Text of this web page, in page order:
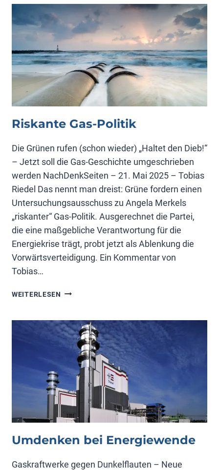
Riskante Gas-Politik
Die Grünen rufen (schon wieder) „Haltet den Dieb!“
– Jetzt soll die Gas-Geschichte umgeschrieben
werden NachDenkSeiten – 21. Mai 2025 – Tobias
Riedel Das nennt man dreist: Grüne fordern einen
Untersuchungsausschuss zu Angela Merkels
„riskanter“ Gas-Politik. Ausgerechnet die Partei,
die eine maßgebliche Verantwortung für die
Energiekrise trägt, probt jetzt als Ablenkung die
Vorwärtsverteidigung. Ein Kommentar von
Tobias…
WEITERLESEN RISKANTE
Umdenken bei Energiewende
Gaskraftwerke gegen Dunkelflauten – Neue